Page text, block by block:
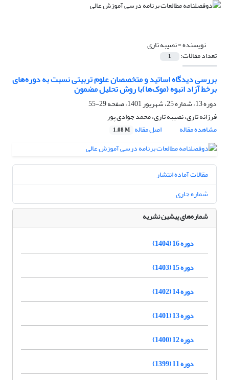
نویسنده =نصیبه تاری
تعداد مقالات: 1
بررسی دیدگاه اساتید و متخصصان علوم تربیتی نسبت به دوره‌های
برخط آزاد انبوه (موک‌ها)با روش تحلیل مضمون
دوره 13، شماره 25، شهریور 1401، صفحه
29-55
فرزانه تاری، نصیبه تاری، محمد جوادی پور
مشاهده مقاله
اصل مقاله 1.08 M
مقالات آماده انتشار
شماره جاری
شماره‌های پیشین نشریه
دوره 16 (1404)
دوره 15 (1403)
دوره 14 (1402)
دوره 13 (1401)
دوره 12 (1400)
دوره 11 (1399)